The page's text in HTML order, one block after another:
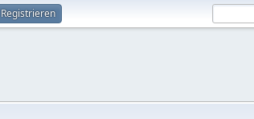
Registrieren